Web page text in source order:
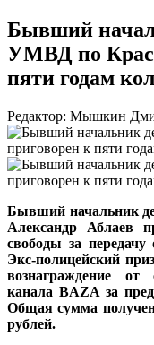
Бывший
УМВД по
пяти годам
Редактор: Мышкин
Бывший начальник
Александр Аблаев
свободы за
Экс-полицейский
вознаграждение от
канала BAZA за
Общая сумма
рублей.